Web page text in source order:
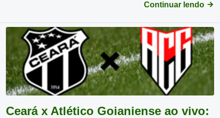
Continuar lendo
Ceará x Atlético Goianiense ao vivo: